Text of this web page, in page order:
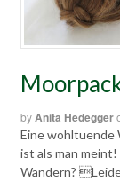
byAnita Hedegger
Eine wohltuende
ist als man
Wandern?